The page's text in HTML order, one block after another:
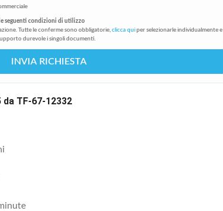
seguenti condizioni di utilizzo
Tutte le conferme sono obbligatorie, clicca qui per selezionarle individualmente e
durevole i singoli documenti.
INVIA RICHIESTA
TF-67-12332